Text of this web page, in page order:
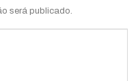
será publicado.